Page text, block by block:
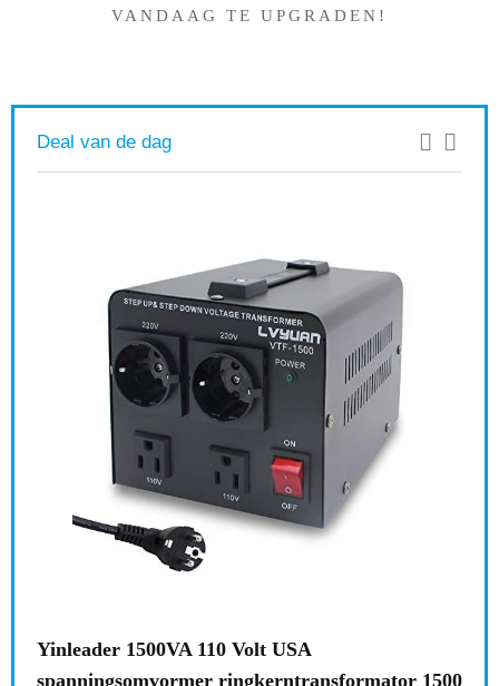
VANDAAG TE UPGRADEN!
Deal van de dag
1500
Brennenstuhl meervoudige
stekkeradapter 2-voudig